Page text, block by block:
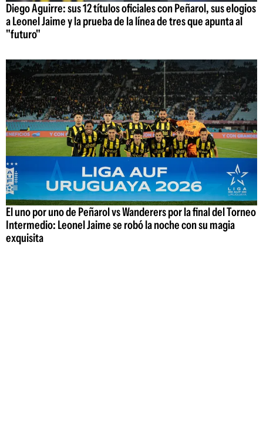
Diego Aguirre: sus 12 títulos oficiales con Peñarol, sus elogios
a Leonel Jaime y la prueba de la línea de tres que apunta al
"futuro"
El uno por uno de Peñarol vs Wanderers por la final del Torneo
Intermedio: Leonel Jaime se robó la noche con su magia
exquisita